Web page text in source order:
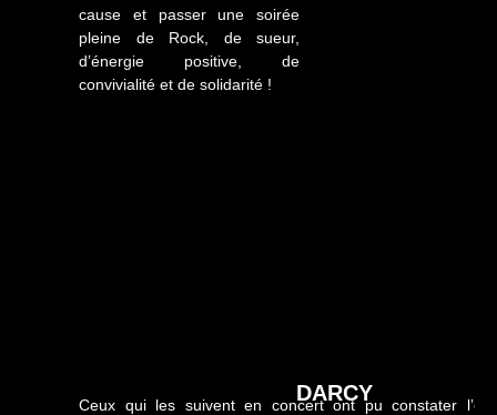
cause et passer une soirée
pleine de Rock, de sueur,
d’énergie positive, de
convivialité et de solidarité !
DARCY
Ceux qui les suivent en concert ont pu constater